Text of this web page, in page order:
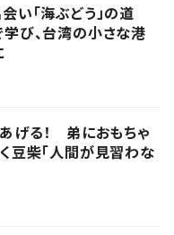
い「海ぶどう」の道
び、台湾の小さな港
げる！ 弟におもちゃ
豆柴「人間が見習わな